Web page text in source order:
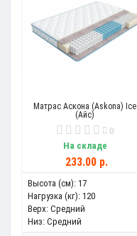
Матрас Аскона (Askona) Ice
(Айс)
0
На складе
233.00 р.
Высота (см): 17
Нагрузка (кг): 120
Верх: Средний
Низ: Средний